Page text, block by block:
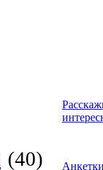
(40)